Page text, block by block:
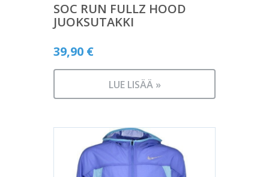
SOC RUN FULLZ HOOD
JUOKSUTAKKI
39,90 €
LUE LISÄÄ »